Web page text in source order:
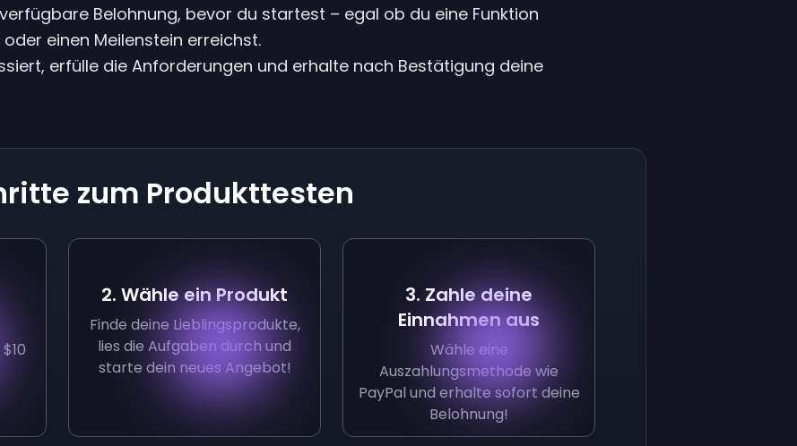
Belohnung, bevor du startest – egal ob du eine Funktion
einen Meilenstein erreichst.
erfülle die Anforderungen und erhalte nach Bestätigung deine
zum Produkttesten
2. Wähle ein Produkt
Finde deine Lieblingsprodukte,
lies die Aufgaben durch und
starte dein neues Angebot!
3. Zahle deine
Einnahmen aus
Wähle eine
Auszahlungsmethode wie
PayPal und erhalte sofort deine
Belohnung!